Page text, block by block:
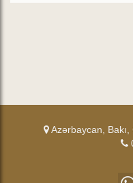
Azərbaycan,